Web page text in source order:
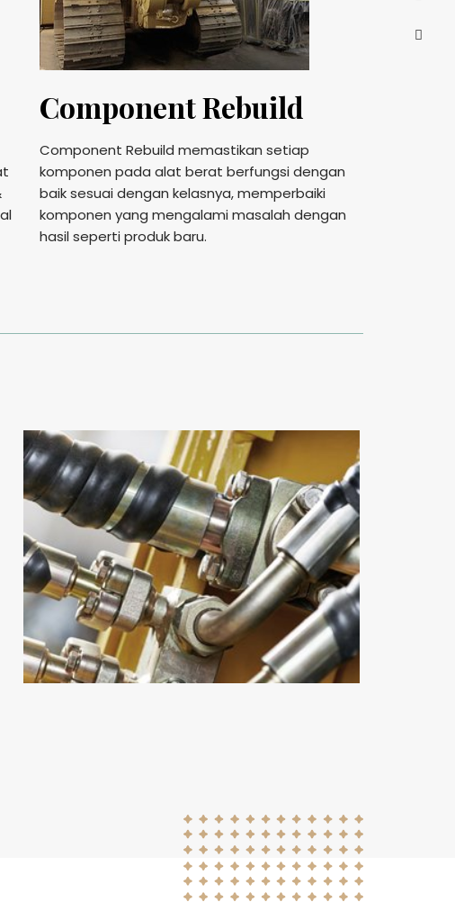
Component Rebuild
Component Rebuild memastikan setiap
komponen pada alat berat berfungsi dengan
baik sesuai dengan kelasnya, memperbaiki
komponen yang mengalami masalah dengan
hasil seperti produk baru.